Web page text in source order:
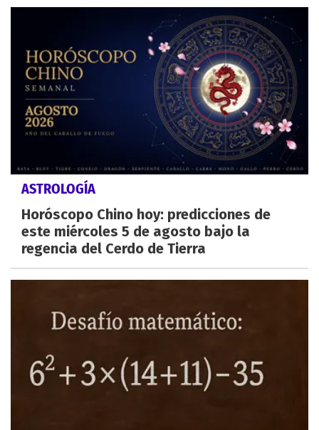
ASTROLOGÍA
Horóscopo Chino hoy: predicciones de
este miércoles 5 de agosto bajo la
regencia del Cerdo de Tierra